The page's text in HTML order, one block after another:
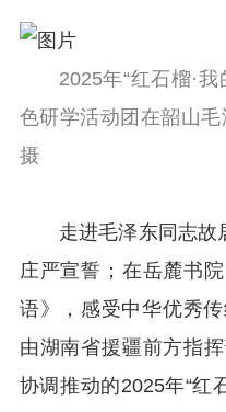
2025年“红石榴·
色研学活动团在韶山
摄
走进毛泽东同志故
庄严宣誓；在岳麓书
语》，感受中华优秀
由湖南省援疆前方指
协调推动的2025年“红